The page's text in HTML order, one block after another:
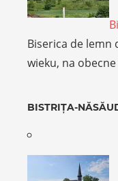
Biserica de lemn
wieku, na
BISTRIȚA-